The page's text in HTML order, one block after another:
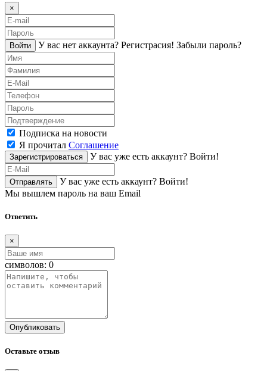
×
Войти У вас нет аккаунта? Регистраcия! Забыли пароль?
Подписка на новости
Я прочитал Соглашение
Зарегистрироваться У вас уже есть аккаунт? Войти!
Отправлять У вас уже есть аккаунт? Войти!
Мы вышлем пароль на ваш Email
Ответить
×
символов: 0
Опубликовать
Оставьте отзыв